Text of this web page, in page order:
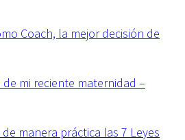
Coach, la mejor decisión de
de mi reciente maternidad –
manera práctica las 7 Leyes